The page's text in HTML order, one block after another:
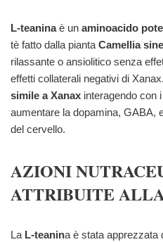
L-teaninaè un aminoacido
tè fatto dalla pianta Camellia
rilassante o ansiolitico senza
effetti collaterali negativi di Xanax.
simile a Xanax interagendo con
aumentare la dopamina, GABA,
del cervello.
AZIONI
ATTRIBUITE
La L-teanina è stata apprezzata